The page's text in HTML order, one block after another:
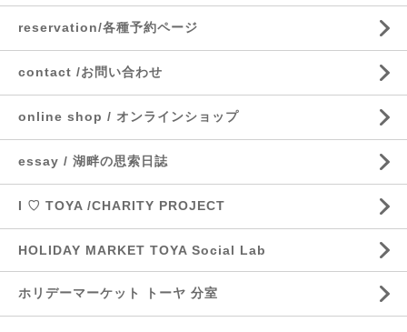
reservation/各種予約ページ
contact /お問い合わせ
online shop / オンラインショップ
essay / 湖畔の思索日誌
I ♡ TOYA /CHARITY PROJECT
HOLIDAY MARKET TOYA Social Lab
ホリデーマーケット トーヤ 分室